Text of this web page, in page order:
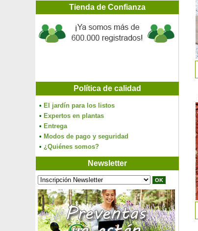
Tienda de Confianza
Política de calidad
• El jardín para los listos
• Expertos en plantas
• Entrega
• Modos de pago y seguridad
• ¿Quiénes somos?
Newsletter